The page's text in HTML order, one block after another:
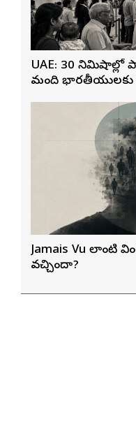
UAE: 30 నిమిషాల్లో
మంది భారతీయులకు
Jamais Vu లాంటి
వచ్చిందా?